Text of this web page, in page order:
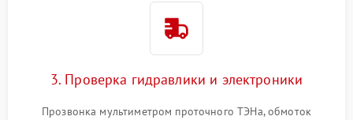
3. Проверка гидравлики и электроники
Прозвонка мультиметром проточного ТЭНа, обмоток